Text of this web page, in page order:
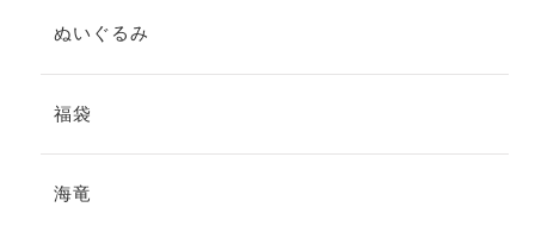
ぬいぐるみ
福袋
海竜